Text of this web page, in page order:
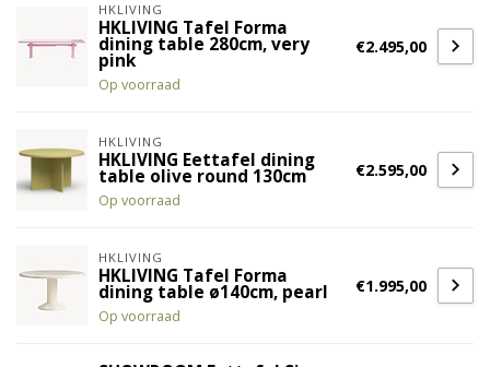
HKLIVING
HKLIVING Tafel Forma
dining table 280cm, very
pink
Op voorraad
€2.495,00
HKLIVING
HKLIVING Eettafel dining
table olive round 130cm
Op voorraad
€2.595,00
HKLIVING
HKLIVING Tafel Forma
dining table ø140cm, pearl
Op voorraad
€1.995,00